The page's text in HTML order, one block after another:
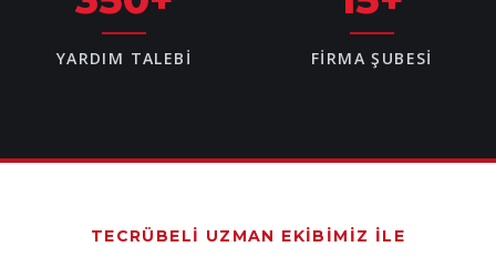
YARDIM TALEBI FIRMA ŞUBESI
TECRÜBELI UZMAN EKIBIMIZ İLE